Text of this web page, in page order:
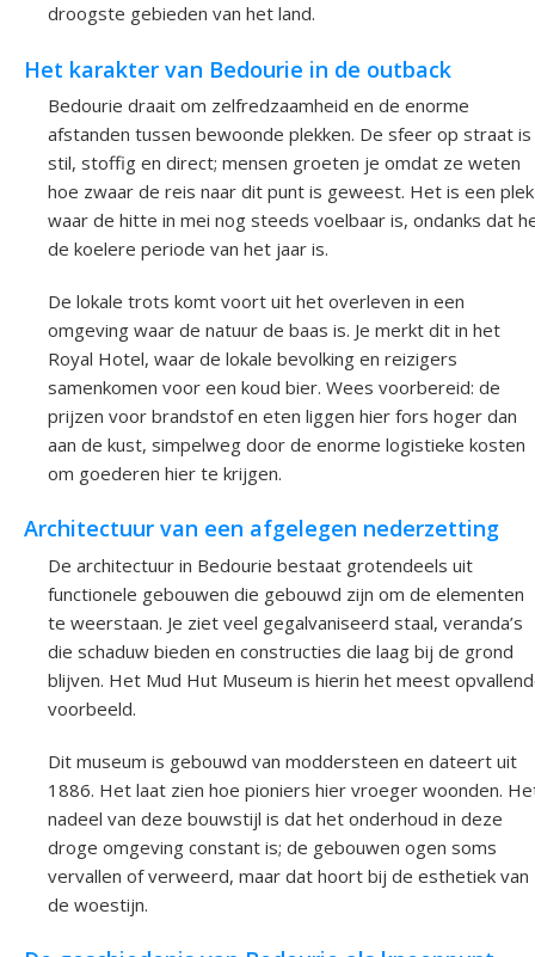
droogste gebieden van het land.
Het karakter van Bedourie in de outback
Bedourie draait om zelfredzaamheid en de enorme
afstanden tussen bewoonde plekken. De sfeer op straat is
stil, stoffig en direct; mensen groeten je omdat ze weten
hoe zwaar de reis naar dit punt is geweest. Het is een plek
waar de hitte in mei nog steeds voelbaar is, ondanks dat
de koelere periode van het jaar is.
De lokale trots komt voort uit het overleven in een
omgeving waar de natuur de baas is. Je merkt dit in het
Royal Hotel, waar de lokale bevolking en reizigers
samenkomen voor een koud bier. Wees voorbereid: de
prijzen voor brandstof en eten liggen hier fors hoger dan
aan de kust, simpelweg door de enorme logistieke kosten
om goederen hier te krijgen.
Architectuur van een afgelegen nederzetting
De architectuur in Bedourie bestaat grotendeels uit
functionele gebouwen die gebouwd zijn om de elementen
te weerstaan. Je ziet veel gegalvaniseerd staal, veranda’s
die schaduw bieden en constructies die laag bij de grond
blijven. Het Mud Hut Museum is hierin het meest
voorbeeld.
Dit museum is gebouwd van moddersteen en dateert uit
1886. Het laat zien hoe pioniers hier vroeger woonden.
nadeel van deze bouwstijl is dat het onderhoud in deze
droge omgeving constant is; de gebouwen ogen soms
vervallen of verweerd, maar dat hoort bij de esthetiek van
de woestijn.